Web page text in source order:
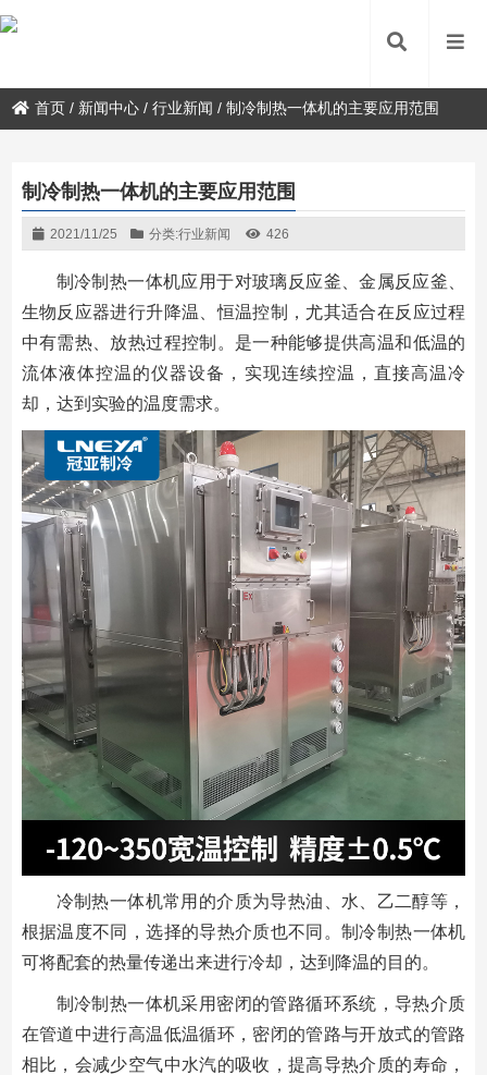
首页 / 新闻中心 /行业新闻 /制冷制热一体机的主要应用范围
制冷制热一体机的主要应用范围
2021/11/25 分类:行业新闻 426
制冷制热一体机应用于对玻璃反应釜、金属反应釜、
生物反应器进行升降温、恒温控制，尤其适合在反应过程
中有需热、放热过程控制。是一种能够提供高温和低温的
流体液体控温的仪器设备，实现连续控温，直接高温冷
却，达到实验的温度需求。
冷制热一体机常用的介质为导热油、水、乙二醇等，
根据温度不同，选择的导热介质也不同。制冷制热一体机
可将配套的热量传递出来进行冷却，达到降温的目的。
制冷制热一体机采用密闭的管路循环系统，导热介质
在管道中进行高温低温循环，密闭的管路与开放式的管路
相比，会减少空气中水汽的吸收，提高导热介质的寿命，